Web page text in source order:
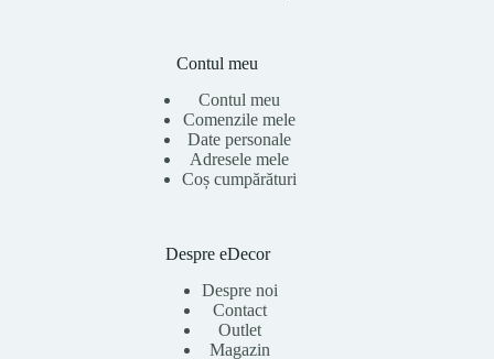
Contul meu
Contul meu
Comenzile mele
Date personale
Adresele mele
Coș cumpărături
Despre eDecor
Despre noi
Contact
Outlet
Magazin